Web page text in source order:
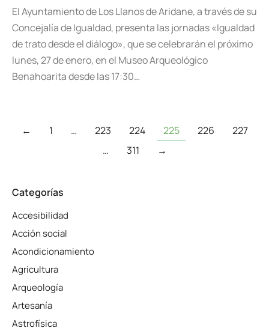
El Ayuntamiento de Los Llanos de Aridane, a través de su
Concejalía de Igualdad, presenta las jornadas «Igualdad
de trato desde el diálogo», que se celebrarán el próximo
lunes, 27 de enero, en el Museo Arqueológico
Benahoarita desde las 17:30…
← 1 … 223 224 225 226
227
…
311 →
Categorías
Accesibilidad
Acción social
Acondicionamiento
Agricultura
Arqueología
Artesanía
Astrofísica